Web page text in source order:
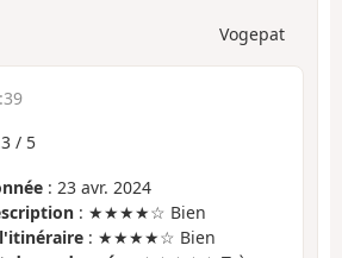
Vogepat
/ 5
: 23 avr. 2024
: ★★★★☆ Bien
: ★★★★☆ Bien